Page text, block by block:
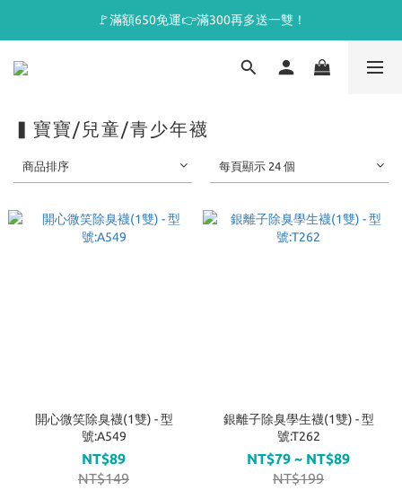
🚩滿額650免運👉滿300再多送一雙！
▍寶寶/兒童/青少年襪
商品排序 每頁顯示 24 個
開心微笑除臭襪(1雙) - 型
號:A549
NT$89
NT$149
銀離子除臭學生襪(1雙) - 型
號:T262
NT$79 ~ NT$89
NT$199